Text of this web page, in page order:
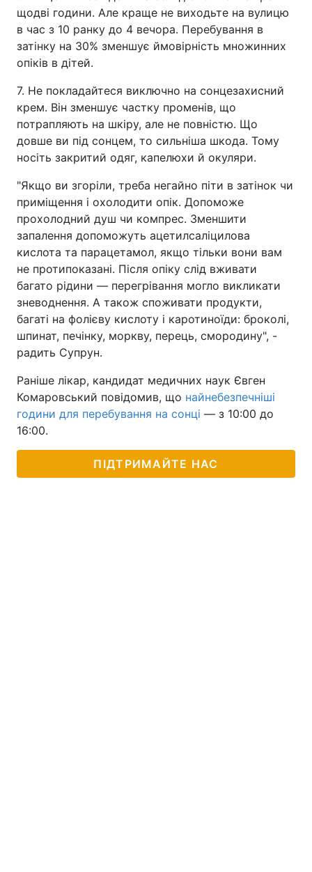
щодві години. Але краще не виходьте на вулицю
в час з 10 ранку до 4 вечора. Перебування в
затінку на 30% зменшує ймовірність множинних
опіків в дітей.
7. Не покладайтеся виключно на сонцезахисний
крем. Він зменшує частку променів, що
потрапляють на шкіру, але не повністю. Що
довше ви під сонцем, то сильніша шкода. Тому
носіть закритий одяг, капелюхи й окуляри.
"Якщо ви згоріли, треба негайно піти в затінок чи
приміщення і охолодити опік. Допоможе
прохолодний душ чи компрес. Зменшити
запалення допоможуть ацетилсаліцилова
кислота та парацетамол, якщо тільки вони вам
не протипоказані. Після опіку слід вживати
багато рідини — перегрівання могло викликати
зневоднення. А також споживати продукти,
багаті на фолієву кислоту і каротиноїди: броколі,
шпинат, печінку, моркву, перець, смородину", -
радить Супрун.
Раніше лікар, кандидат медичних наук Євген
Комаровський повідомив, що найнебезпечніші
години для перебування на сонці — з 10:00 до
16:00.
ПІДТРИМАЙТЕ НАС